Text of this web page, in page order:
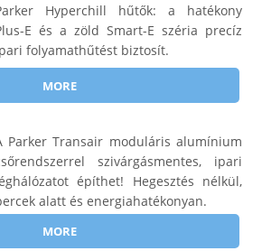
Hyperchill hűtők: a hatékony
E és a zöld Smart-E széria precíz
folyamathűtést biztosít.
MORE
Parker Transair moduláris alumínium
szivárgásmentes, ipari
építhet! Hegesztés nélkül,
alatt és energiahatékonyan.
MORE